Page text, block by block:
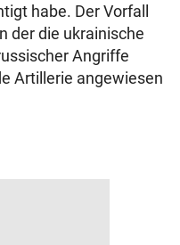
habe. Der Vorfall
der die ukrainische
Angriffe
Artillerie angewiesen